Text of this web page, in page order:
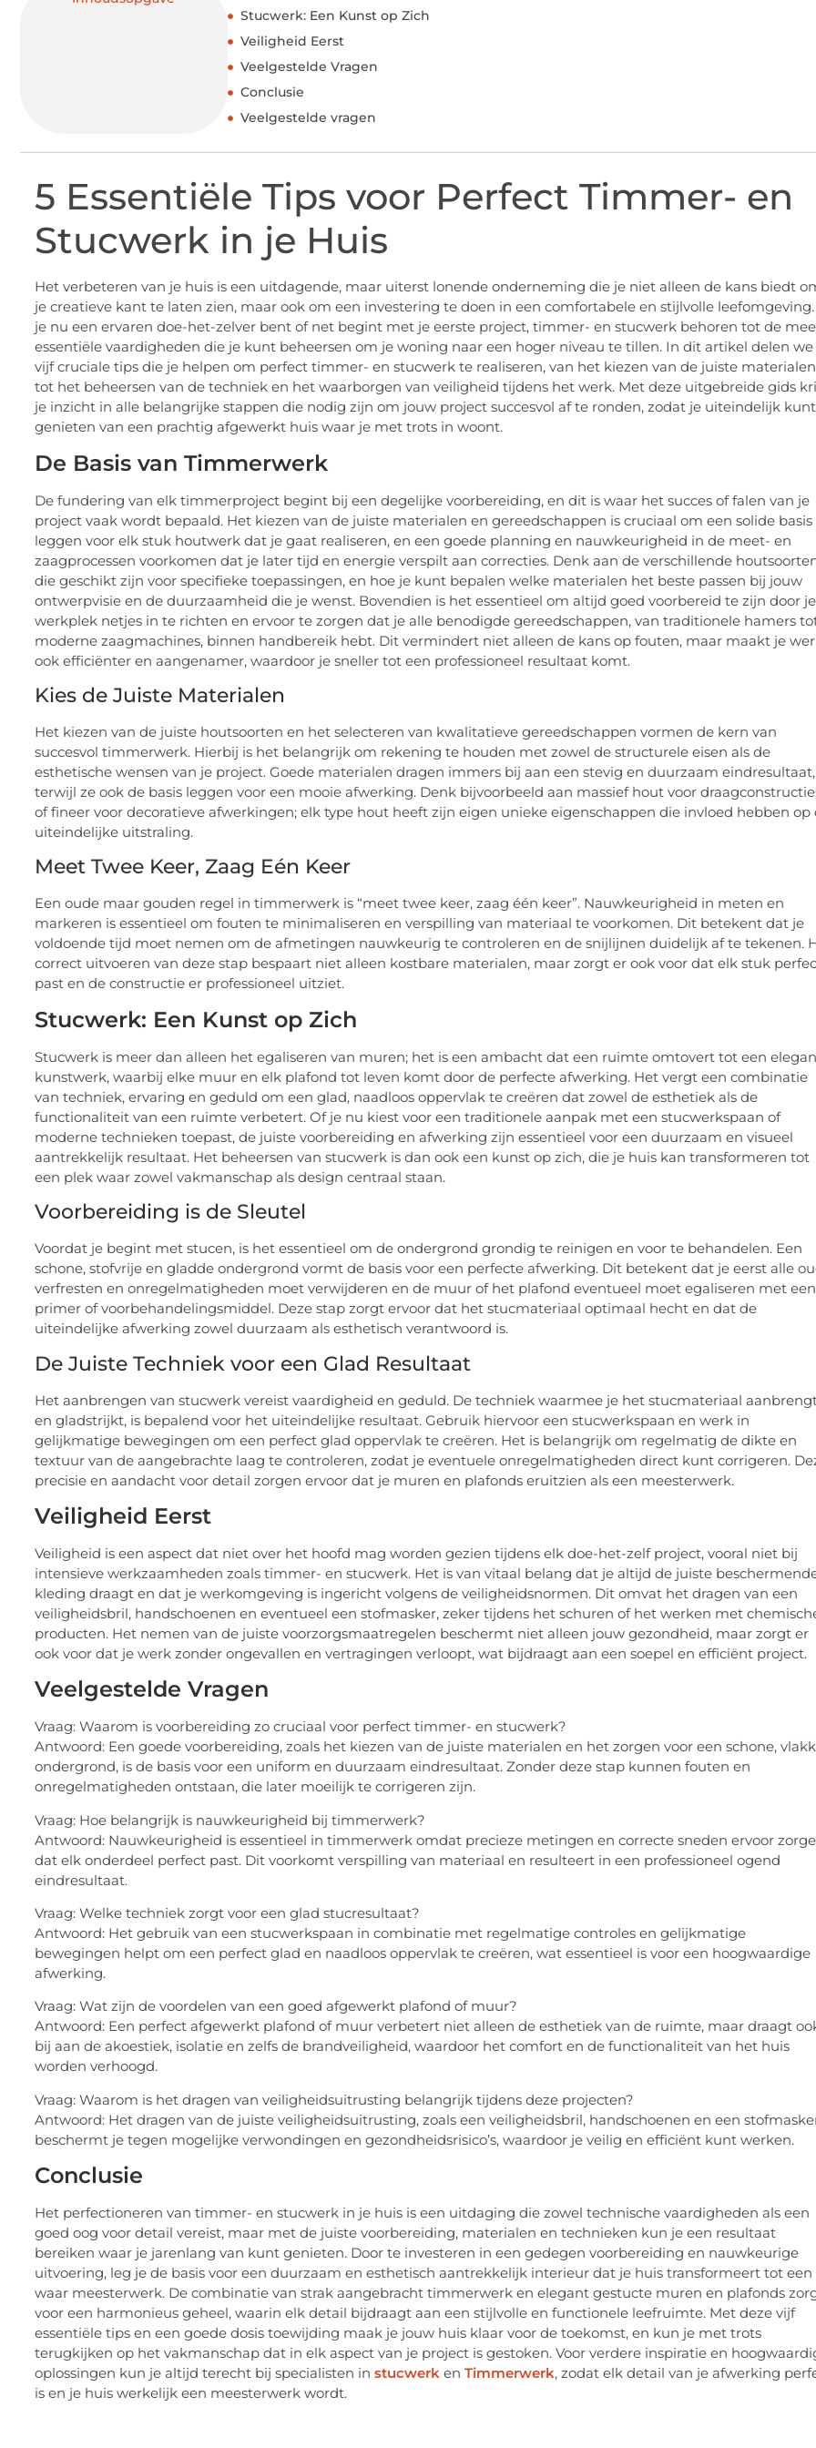
Stucwerk: Een Kunst op Zich
Veiligheid Eerst
Veelgestelde Vragen
Conclusie
Veelgestelde vragen
5 Essentiële Tips voor Perfect Timmer- en
Stucwerk in je Huis
Het verbeteren van je huis is een uitdagende, maar uiterst lonende onderneming die je niet alleen de kans biedt
je creatieve kant te laten zien, maar ook om een investering te doen in een comfortabele en stijlvolle
je nu een ervaren doe-het-zelver bent of net begint met je eerste project, timmer- en stucwerk behoren tot de
essentiële vaardigheden die je kunt beheersen om je woning naar een hoger niveau te tillen. In dit artikel delen we
vijf cruciale tips die je helpen om perfect timmer- en stucwerk te realiseren, van het kiezen van de juiste materialen
tot het beheersen van de techniek en het waarborgen van veiligheid tijdens het werk. Met deze uitgebreide gids
je inzicht in alle belangrijke stappen die nodig zijn om jouw project succesvol af te ronden, zodat je uiteindelijk kunt
genieten van een prachtig afgewerkt huis waar je met trots in woont.
De Basis van Timmerwerk
De fundering van elk timmerproject begint bij een degelijke voorbereiding, en dit is waar het succes of falen van je
project vaak wordt bepaald. Het kiezen van de juiste materialen en gereedschappen is cruciaal om een solide basis
leggen voor elk stuk houtwerk dat je gaat realiseren, en een goede planning en nauwkeurigheid in de meet- en
zaagprocessen voorkomen dat je later tijd en energie verspilt aan correcties. Denk aan de verschillende
die geschikt zijn voor specifieke toepassingen, en hoe je kunt bepalen welke materialen het beste passen bij jouw
ontwerpvisie en de duurzaamheid die je wenst. Bovendien is het essentieel om altijd goed voorbereid te zijn door je
werkplek netjes in te richten en ervoor te zorgen dat je alle benodigde gereedschappen, van traditionele hamers
moderne zaagmachines, binnen handbereik hebt. Dit vermindert niet alleen de kans op fouten, maar maakt je
ook efficiënter en aangenamer, waardoor je sneller tot een professioneel resultaat komt.
Kies de Juiste Materialen
Het kiezen van de juiste houtsoorten en het selecteren van kwalitatieve gereedschappen vormen de kern van
succesvol timmerwerk. Hierbij is het belangrijk om rekening te houden met zowel de structurele eisen als de
esthetische wensen van je project. Goede materialen dragen immers bij aan een stevig en duurzaam eindresultaat,
terwijl ze ook de basis leggen voor een mooie afwerking. Denk bijvoorbeeld aan massief hout voor
of fineer voor decoratieve afwerkingen; elk type hout heeft zijn eigen unieke eigenschappen die invloed hebben op
uiteindelijke uitstraling.
Meet Twee Keer, Zaag Eén Keer
Een oude maar gouden regel in timmerwerk is “meet twee keer, zaag één keer”. Nauwkeurigheid in meten en
markeren is essentieel om fouten te minimaliseren en verspilling van materiaal te voorkomen. Dit betekent dat je
voldoende tijd moet nemen om de afmetingen nauwkeurig te controleren en de snijlijnen duidelijk af te tekenen.
correct uitvoeren van deze stap bespaart niet alleen kostbare materialen, maar zorgt er ook voor dat elk stuk
past en de constructie er professioneel uitziet.
Stucwerk: Een Kunst op Zich
Stucwerk is meer dan alleen het egaliseren van muren; het is een ambacht dat een ruimte omtovert tot een
kunstwerk, waarbij elke muur en elk plafond tot leven komt door de perfecte afwerking. Het vergt een combinatie
van techniek, ervaring en geduld om een glad, naadloos oppervlak te creëren dat zowel de esthetiek als de
functionaliteit van een ruimte verbetert. Of je nu kiest voor een traditionele aanpak met een stucwerkspaan of
moderne technieken toepast, de juiste voorbereiding en afwerking zijn essentieel voor een duurzaam en visueel
aantrekkelijk resultaat. Het beheersen van stucwerk is dan ook een kunst op zich, die je huis kan transformeren tot
een plek waar zowel vakmanschap als design centraal staan.
Voorbereiding is de Sleutel
Voordat je begint met stucen, is het essentieel om de ondergrond grondig te reinigen en voor te behandelen. Een
schone, stofvrije en gladde ondergrond vormt de basis voor een perfecte afwerking. Dit betekent dat je eerst alle
verfresten en onregelmatigheden moet verwijderen en de muur of het plafond eventueel moet egaliseren met een
primer of voorbehandelingsmiddel. Deze stap zorgt ervoor dat het stucmateriaal optimaal hecht en dat de
uiteindelijke afwerking zowel duurzaam als esthetisch verantwoord is.
De Juiste Techniek voor een Glad Resultaat
Het aanbrengen van stucwerk vereist vaardigheid en geduld. De techniek waarmee je het stucmateriaal aanbrengt
en gladstrijkt, is bepalend voor het uiteindelijke resultaat. Gebruik hiervoor een stucwerkspaan en werk in
gelijkmatige bewegingen om een perfect glad oppervlak te creëren. Het is belangrijk om regelmatig de dikte en
textuur van de aangebrachte laag te controleren, zodat je eventuele onregelmatigheden direct kunt corrigeren.
precisie en aandacht voor detail zorgen ervoor dat je muren en plafonds eruitzien als een meesterwerk.
Veiligheid Eerst
Veiligheid is een aspect dat niet over het hoofd mag worden gezien tijdens elk doe-het-zelf project, vooral niet bij
intensieve werkzaamheden zoals timmer- en stucwerk. Het is van vitaal belang dat je altijd de juiste
kleding draagt en dat je werkomgeving is ingericht volgens de veiligheidsnormen. Dit omvat het dragen van een
veiligheidsbril, handschoenen en eventueel een stofmasker, zeker tijdens het schuren of het werken met
producten. Het nemen van de juiste voorzorgsmaatregelen beschermt niet alleen jouw gezondheid, maar zorgt er
ook voor dat je werk zonder ongevallen en vertragingen verloopt, wat bijdraagt aan een soepel en efficiënt project.
Veelgestelde Vragen
Vraag: Waarom is voorbereiding zo cruciaal voor perfect timmer- en stucwerk?
Antwoord: Een goede voorbereiding, zoals het kiezen van de juiste materialen en het zorgen voor een schone,
ondergrond, is de basis voor een uniform en duurzaam eindresultaat. Zonder deze stap kunnen fouten en
onregelmatigheden ontstaan, die later moeilijk te corrigeren zijn.
Vraag: Hoe belangrijk is nauwkeurigheid bij timmerwerk?
Antwoord: Nauwkeurigheid is essentieel in timmerwerk omdat precieze metingen en correcte sneden ervoor
dat elk onderdeel perfect past. Dit voorkomt verspilling van materiaal en resulteert in een professioneel ogend
eindresultaat.
Vraag: Welke techniek zorgt voor een glad stucresultaat?
Antwoord: Het gebruik van een stucwerkspaan in combinatie met regelmatige controles en gelijkmatige
bewegingen helpt om een perfect glad en naadloos oppervlak te creëren, wat essentieel is voor een hoogwaardige
afwerking.
Vraag: Wat zijn de voordelen van een goed afgewerkt plafond of muur?
Antwoord: Een perfect afgewerkt plafond of muur verbetert niet alleen de esthetiek van de ruimte, maar draagt
bij aan de akoestiek, isolatie en zelfs de brandveiligheid, waardoor het comfort en de functionaliteit van het huis
worden verhoogd.
Vraag: Waarom is het dragen van veiligheidsuitrusting belangrijk tijdens deze projecten?
Antwoord: Het dragen van de juiste veiligheidsuitrusting, zoals een veiligheidsbril, handschoenen en een
beschermt je tegen mogelijke verwondingen en gezondheidsrisico’s, waardoor je veilig en efficiënt kunt werken.
Conclusie
Het perfectioneren van timmer- en stucwerk in je huis is een uitdaging die zowel technische vaardigheden als een
goed oog voor detail vereist, maar met de juiste voorbereiding, materialen en technieken kun je een resultaat
bereiken waar je jarenlang van kunt genieten. Door te investeren in een gedegen voorbereiding en nauwkeurige
uitvoering, leg je de basis voor een duurzaam en esthetisch aantrekkelijk interieur dat je huis transformeert tot een
waar meesterwerk. De combinatie van strak aangebracht timmerwerk en elegant gestucte muren en plafonds
voor een harmonieus geheel, waarin elk detail bijdraagt aan een stijlvolle en functionele leefruimte. Met deze vijf
essentiële tips en een goede dosis toewijding maak je jouw huis klaar voor de toekomst, en kun je met trots
terugkijken op het vakmanschap dat in elk aspect van je project is gestoken. Voor verdere inspiratie en
oplossingen kun je altijd terecht bij specialisten in stucwerk en Timmerwerk, zodat elk detail van je afwerking
is en je huis werkelijk een meesterwerk wordt.